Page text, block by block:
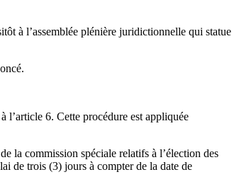
à l’assemblée plénière juridictionnelle qui statue
l’article 6. Cette procédure est appliquée
la commission spéciale relatifs à l’élection des
de trois (3) jours à compter de la date de